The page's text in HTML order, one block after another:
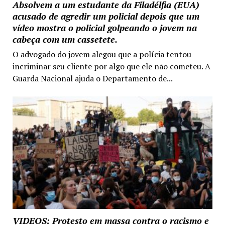
Absolvem a um estudante da Filadélfia (EUA)
acusado de agredir um policial depois que um
vídeo mostra o policial golpeando o jovem na
cabeça com um cassetete.
O advogado do jovem alegou que a polícia tentou
incriminar seu cliente por algo que ele não cometeu. A
Guarda Nacional ajuda o Departamento de...
VIDEOS: Protesto em massa contra o racismo e